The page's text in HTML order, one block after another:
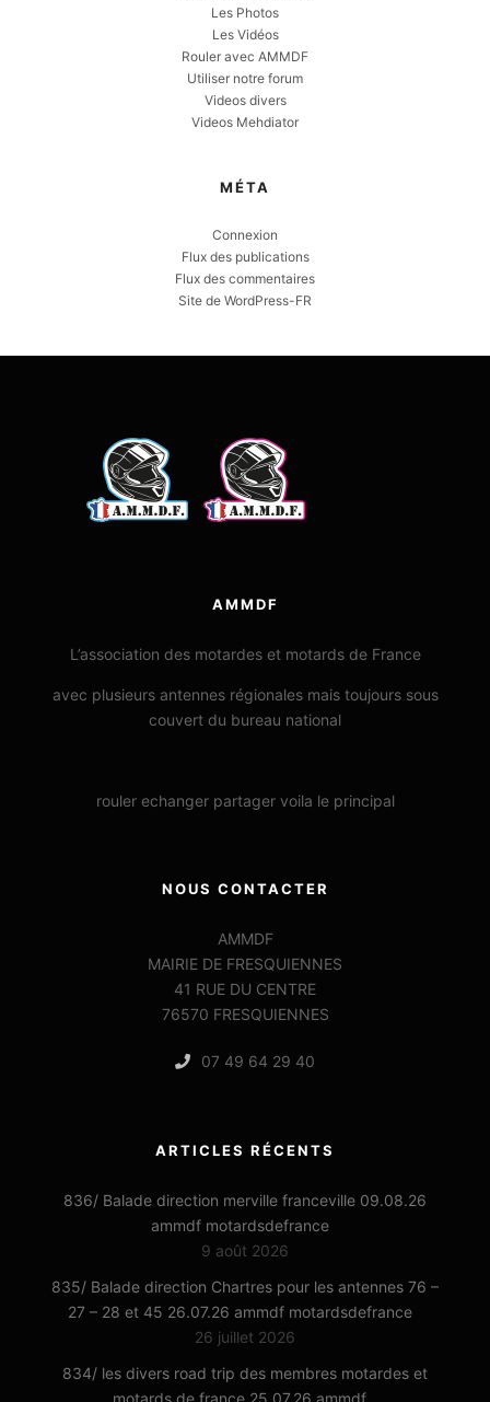
Les Photos
Les Vidéos
Rouler avec AMMDF
Utiliser notre forum
Videos divers
Videos Mehdiator
MÉTA
Connexion
Flux des publications
Flux des commentaires
Site de WordPress-FR
AMMDF
L’association des motardes et motards de France
avec plusieurs antennes régionales mais toujours sous
couvert du bureau national
rouler echanger partager voila le principal
NOUS CONTACTER
AMMDF
MAIRIE DE FRESQUIENNES
41 RUE DU CENTRE
76570 FRESQUIENNES
07 49 64 29 40
ARTICLES RÉCENTS
836/ Balade direction merville franceville 09.08.26
ammdf motardsdefrance
9 août 2026
835/ Balade direction Chartres pour les antennes 76 –
27 – 28 et 45 26.07.26 ammdf motardsdefrance
26 juillet 2026
834/ les divers road trip des membres motardes et
motards de france 25.07.26 ammdf